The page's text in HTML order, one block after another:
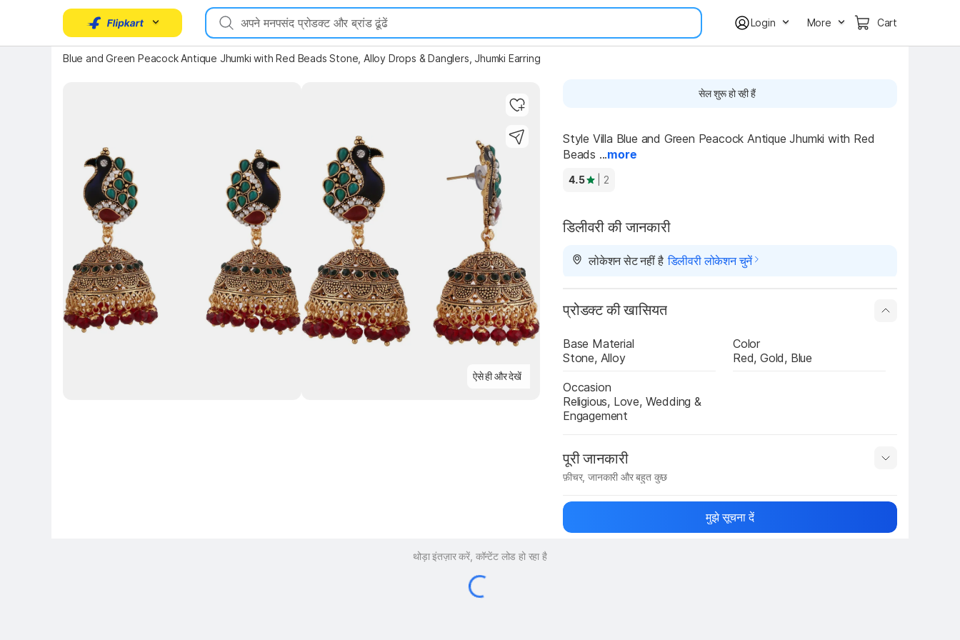
Login More Cart
Blue and Green Peacock Antique Jhumki with Red Beads Stone, Alloy Drops & Danglers, Jhumki Earring
Key Highlights
Key Highlights
ऐसे ही और देखें
सेल शुरू हो रही हैं
Style Villa Blue and Green Peacock Antique Jhumki with Red
Beads ...more
4.5 | 2
डिलीवरी की जानकारी
लोकेशन सेट नहीं है डिलीवरी लोकेशन चुनें
प्रोडक्ट की खासियत
Base Material
Stone, Alloy
Color
Red, Gold, Blue
Occasion
Religious, Love, Wedding &
Engagement
पूरी जानकारी
फ़ीचर, जानकारी और बहुत कुछ
Show More
मुझे सूचना दें
थोड़ा इंतज़ार करें, कॉन्टेंट लोड हो रहा है